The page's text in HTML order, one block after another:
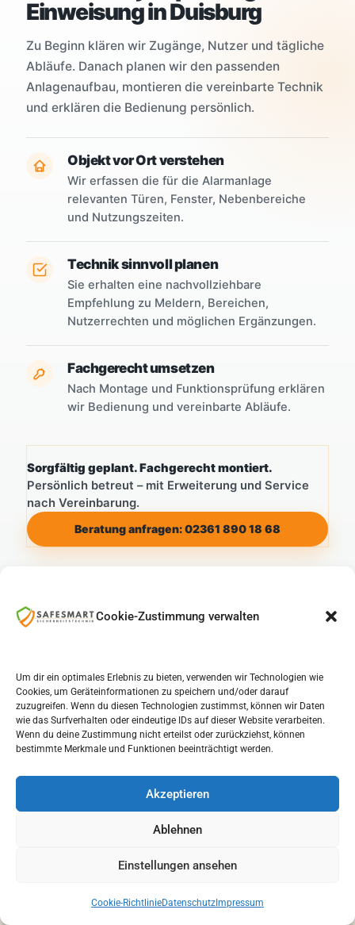
Cookie-Zustimmung verwalten
Um dir ein optimales Erlebnis zu bieten, verwenden wir Technologien wie
Cookies, um Geräteinformationen zu speichern und/oder darauf
zuzugreifen. Wenn du diesen Technologien zustimmst, können wir Daten
wie das Surfverhalten oder eindeutige IDs auf dieser Website verarbeiten.
Wenn du deine Zustimmung nicht erteilst oder zurückziehst, können
bestimmte Merkmale und Funktionen beeinträchtigt werden.
Akzeptieren
Ablehnen
Einstellungen ansehen
Cookie-RichtlinieDatenschutz Impressum
Einweisung in Duisburg
Zu Beginn klären wir Zugänge, Nutzer und tägliche
Abläufe. Danach planen wir den passenden
Anlagenaufbau, montieren die vereinbarte Technik
und erklären die Bedienung persönlich.
Objekt vor Ort verstehen
Wir erfassen die für die Alarmanlage
relevanten Türen, Fenster, Nebenbereiche
und Nutzungszeiten.
Technik sinnvoll planen
Sie erhalten eine nachvollziehbare
Empfehlung zu Meldern, Bereichen,
Nutzerrechten und möglichen Ergänzungen.
Fachgerecht umsetzen
Nach Montage und Funktionsprüfung erklären
wir Bedienung und vereinbarte Abläufe.
Sorgfältig geplant. Fachgerecht montiert.
Persönlich betreut – mit Erweiterung und Service
nach Vereinbarung.
Beratung anfragen: 02361 890 18 68
FRAGEN & ANTWORTEN
Häufige Fragen zu
Alarmanlagen in Duisburg
Klare Antworten zu Planung, Kostenfaktoren,
Alarmanlagen für Wohn- und Gewerbeobjekte in
Was kostet eine Alarmanlage in